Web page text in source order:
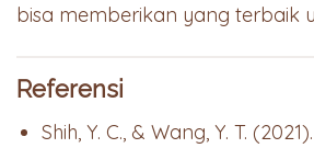
bisa memberikan yang terbaik
Referensi
Shih, Y. C., & Wang, Y. T.